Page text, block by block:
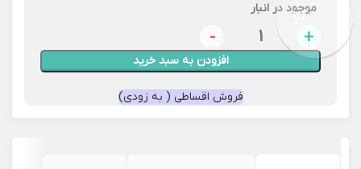
موجود در انبار
افزودن به سبد خرید
فروش اقساطی ( به زودی)